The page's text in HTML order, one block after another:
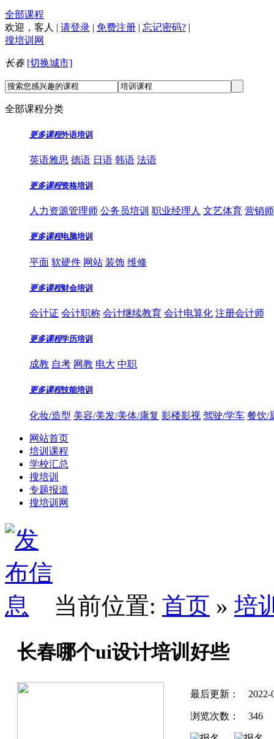
全部课程
欢迎， 客人 | 请登录 | 免费注册 | 忘记密码? |
搜培训网
长春 [切换城市]
全部课程分类
更多课程外语培训
英语雅思 德语 日语 韩语 法语
更多课程资格培训
人力资源管理师 公务员培训 职业经理人 文艺体育 营销
更多课程电脑培训
平面 软硬件 网站 装饰 维修
更多课程财会培训
会计证 会计职称 会计继续教育 会计电算化 注册会计师
更多课程学历培训
成教 自考 网教 电大 中职
更多课程技能培训
化妆/造型 美容/美发/美体/康复 影楼影视 驾驶/学车 餐饮/
网站首页
培训课程
学校汇总
搜培训
专题报道
搜培训网
当前位置: 首页 » 培
长春哪个ui设计培训好些
最后更新： 2022-
浏览次数： 346